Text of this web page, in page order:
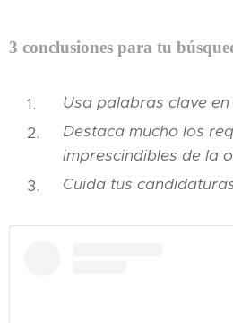
3 conclusiones para tu
Usa palabras clave en
Destaca mucho los
imprescindibles de la
Cuida tus